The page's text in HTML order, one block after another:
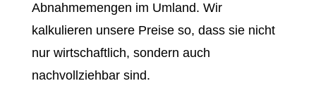
Abnahmemengen im Umland. Wir
kalkulieren unsere Preise so, dass sie nicht
nur wirtschaftlich, sondern auch
nachvollziehbar sind.